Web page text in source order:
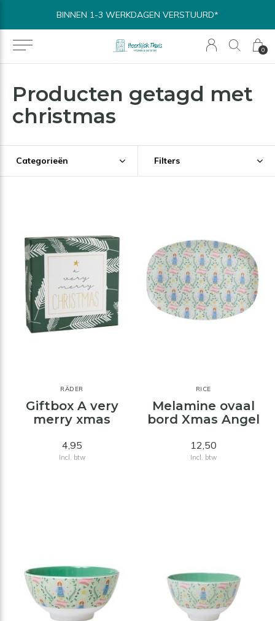
0
BINNEN 1-3 WERKDAGEN VERSTUURD*
Producten getagd met
christmas
Categorieën Filters
RÄDER
Giftbox A very
merry xmas
4,95
Incl. btw
RICE
Melamine ovaal
bord Xmas Angel
12,50
Incl. btw